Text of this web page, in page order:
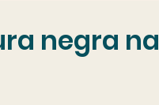
negra na